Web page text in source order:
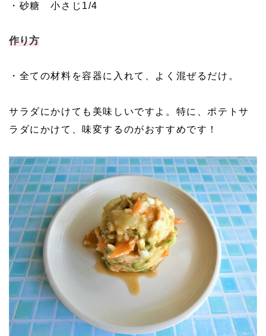
・砂糖 小さじ1/4
作り方
・全ての材料を容器に入れて、よく混ぜるだけ。
サラダにかけても美味しいですよ。特に、ポテトサ
ラダにかけて、味変するのがおすすめです！